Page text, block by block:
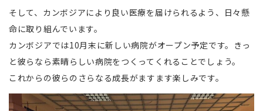
そして、カンボジアにより良い医療を届けられるよう、日々懸
命に取り組んでいます。
カンボジアでは10月末に新しい病院がオープン予定です。きっ
と彼らなら素晴らしい病院をつくってくれることでしょう。
これからの彼らのさらなる成長がますます楽しみです。